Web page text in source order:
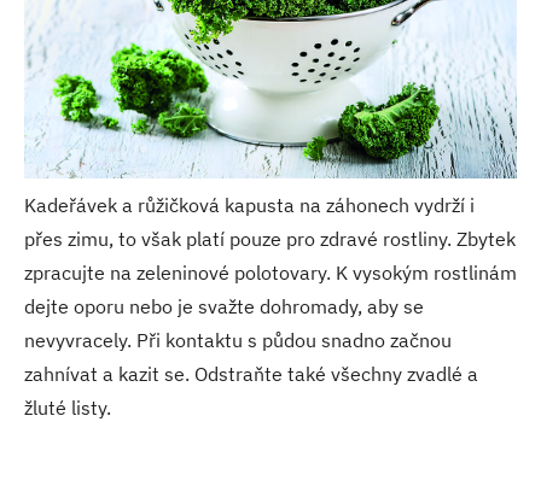
Kadeřávek a růžičková kapusta na záhonech vydrží i
přes zimu, to však platí pouze pro zdravé rostliny. Zbytek
zpracujte na zeleninové polotovary. K vysokým rostlinám
dejte oporu nebo je svažte dohromady, aby se
nevyvracely. Při kontaktu s půdou snadno začnou
zahnívat a kazit se. Odstraňte také všechny zvadlé a
žluté listy.